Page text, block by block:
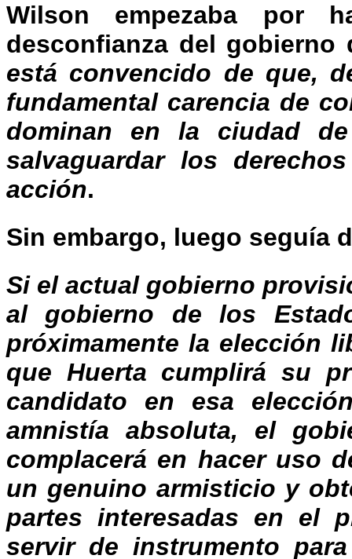
Wilson empezaba por
desconfianza del
está convencido de que,
fundamental carencia de
dominan en la ciudad
salvaguardar los
acción.
Sin embargo, luego seguía
Si el actual gobierno
al gobierno de los
próximamente la elección
que Huerta cumplirá su
candidato en esa
amnistía absoluta, el
complacerá en hacer uso
un genuino armisticio y
partes interesadas en el
servir de instrumento